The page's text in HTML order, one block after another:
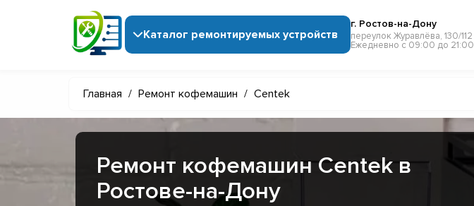
Каталог ремонтируемых устройств
г. Ростов-на-Дону
переулок Журавлёва, 130/112
Ежедневно с 09:00 до 21:00
Главная / Ремонт кофемашин / Centek
Ремонт кофемашин Centek в
Ростове-на-Дону